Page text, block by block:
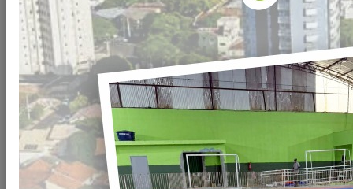
Publicado em: 11/07/2025 19:00
Compartilhar WHATSAPP
você que
tem
dívidas